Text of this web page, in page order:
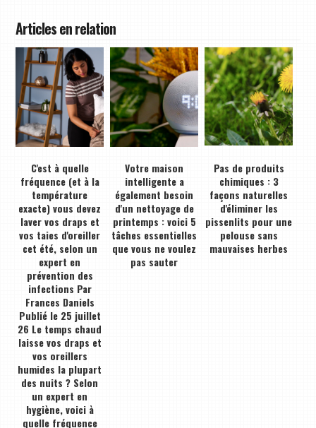
Articles en relation
C'est à quelle
fréquence (et à la
température
exacte) vous devez
laver vos draps et
vos taies d'oreiller
cet été, selon un
expert en
prévention des
infections Par
Frances Daniels
Publié le 25 juillet
26 Le temps chaud
laisse vos draps et
vos oreillers
humides la plupart
des nuits ? Selon
un expert en
hygiène, voici à
quelle fréquence
Votre maison
intelligente a
également besoin
d'un nettoyage de
printemps : voici 5
tâches essentielles
que vous ne voulez
pas sauter
Pas de produits
chimiques : 3
façons naturelles
d'éliminer les
pissenlits pour une
pelouse sans
mauvaises herbes